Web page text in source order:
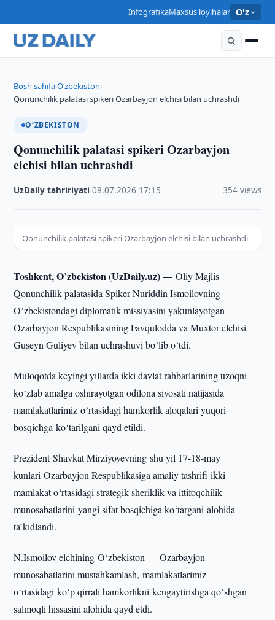
InfografikaMaxsus loyihalar O'z
Bosh sahifa›O‘zbekiston›
Qonunchilik palatasi spikeri Ozarbayjon elchisi bilan uchrashdi
O‘ZBEKISTON
Qonunchilik palatasi spikeri Ozarbayjon
elchisi bilan uchrashdi
UzDaily tahririyati ·08.07.2026 17:15 354 views
Qonunchilik palatasi spikeri Ozarbayjon elchisi bilan uchrashdi
Toshkent, O’zbekiston (UzDaily.uz) —Oliy Majlis
Qonunchilik palatasida Spiker Nuriddin Ismoilovning
O‘zbekistondagi diplomatik missiyasini yakunlayotgan
Ozarbayjon Respublikasining Favqulodda va Muxtor elchisi
Guseyn Guliyev bilan uchrashuvi bo‘lib o‘tdi.
Muloqotda keyingi yillarda ikki davlat rahbarlarining uzoqni
ko‘zlab amalga oshirayotgan odilona siyosati natijasida
mamlakatlarimiz o‘rtasidagi hamkorlik aloqalari yuqori
bosqichga ko‘tarilgani qayd etildi.
Prezident Shavkat Mirziyoyevning shu yil 17-18-may
kunlari Ozarbayjon Respublikasiga amaliy tashrifi ikki
mamlakat o‘rtasidagi strategik sheriklik va ittifoqchilik
munosabatlarini yangi sifat bosqichiga ko‘targani alohida
ta’kidlandi.
N.Ismoilov elchining O‘zbekiston — Ozarbayjon
munosabatlarini mustahkamlash, mamlakatlarimiz
o‘rtasidagi ko‘p qirrali hamkorlikni kengaytirishga qo‘shgan
salmoqli hissasini alohida qayd etdi.